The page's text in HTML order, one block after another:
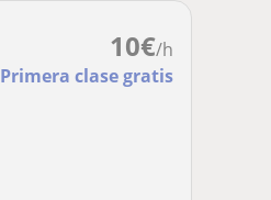
10€/h
Primera clase gratis